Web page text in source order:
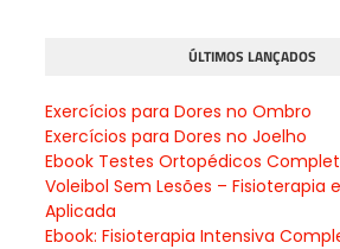
ÚLTIMOS LANÇADOS
Exercícios para Dores no Ombro
Exercícios para Dores no Joelho
Ebook Testes Ortopédicos
Voleibol Sem Lesões – Fisioterapia
Aplicada
Ebook: Fisioterapia Intensiva